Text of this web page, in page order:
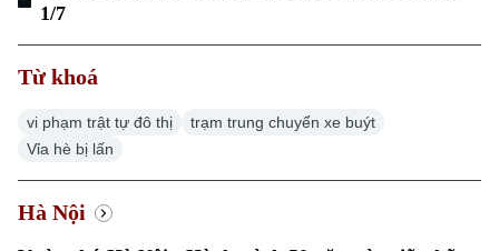
1/7
Từ khoá
vi phạm trật tự đô thị
trạm trung chuyển xe buýt
Vỉa hè bị lấn
Hà Nội